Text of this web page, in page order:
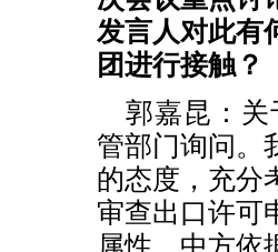
发言人对此有
团进行接触？
郭嘉昆：
管部门询问。
的态度，充分
审查出口许可
属性，中方依